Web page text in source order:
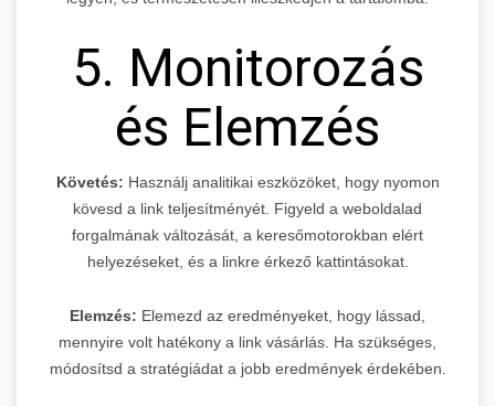
5. Monitorozás
és Elemzés
Követés: Használj analitikai eszközöket, hogy nyomon
kövesd a link teljesítményét. Figyeld a weboldalad
forgalmának változását, a keresőmotorokban elért
helyezéseket, és a linkre érkező kattintásokat.
Elemzés: Elemezd az eredményeket, hogy lássad,
mennyire volt hatékony a link vásárlás. Ha szükséges,
módosítsd a stratégiádat a jobb eredmények érdekében.